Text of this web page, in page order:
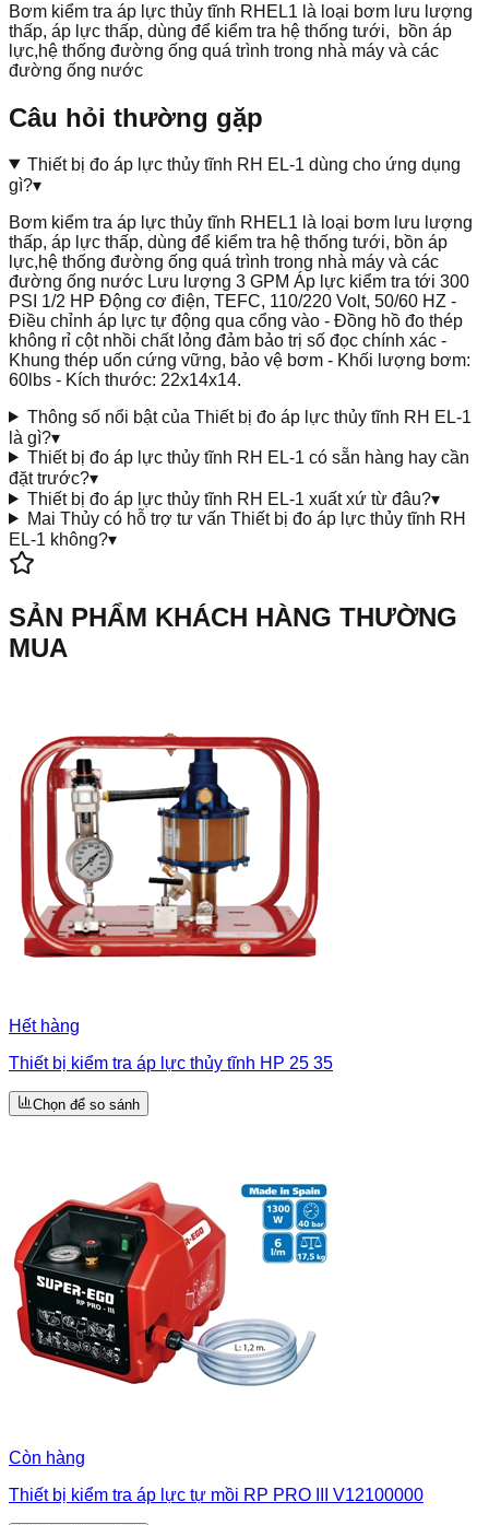
Bơm kiểm tra áp lực thủy tĩnh RHEL1 là loại bơm lưu lượng
thấp, áp lực thấp, dùng để kiểm tra hệ thống tưới, bồn áp
lực,hệ thống đường ống quá trình trong nhà máy và các
đường ống nước
Câu hỏi thường gặp
Thiết bị đo áp lực thủy tĩnh RH EL-1 dùng cho ứng dụng
gì?▾
Bơm kiểm tra áp lực thủy tĩnh RHEL1 là loại bơm lưu lượng
thấp, áp lực thấp, dùng để kiểm tra hệ thống tưới, bồn áp
lực,hệ thống đường ống quá trình trong nhà máy và các
đường ống nước Lưu lượng 3 GPM Áp lực kiểm tra tới 300
PSI 1/2 HP Động cơ điện, TEFC, 110/220 Volt, 50/60 HZ -
Điều chỉnh áp lực tự động qua cổng vào - Đồng hồ đo thép
không rỉ cột nhồi chất lỏng đảm bảo trị số đọc chính xác -
Khung thép uốn cứng vững, bảo vệ bơm - Khối lượng bơm:
60lbs - Kích thước: 22x14x14.
Thông số nổi bật của Thiết bị đo áp lực thủy tĩnh RH EL-1
là gì?▾
Thiết bị đo áp lực thủy tĩnh RH EL-1 có sẵn hàng hay cần
đặt trước?▾
Thiết bị đo áp lực thủy tĩnh RH EL-1 xuất xứ từ đâu?▾
Mai Thủy có hỗ trợ tư vấn Thiết bị đo áp lực thủy tĩnh RH
EL-1 không?▾
SẢN PHẨM KHÁCH HÀNG THƯỜNG
MUA
Hết hàng
Thiết bị kiểm tra áp lực thủy tĩnh HP 25 35
Chọn để so sánh
Còn hàng
Thiết bị kiểm tra áp lực tự mồi RP PRO III V12100000